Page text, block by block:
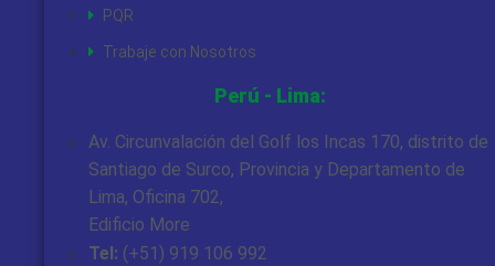
PQR
Trabaje con Nosotros
Perú - Lima:
Av. Circunvalación del Golf los Incas 170, distrito de
Santiago de Surco, Provincia y Departamento de
Lima, Oficina 702,
Edificio More
Tel: (+51) 919 106 992